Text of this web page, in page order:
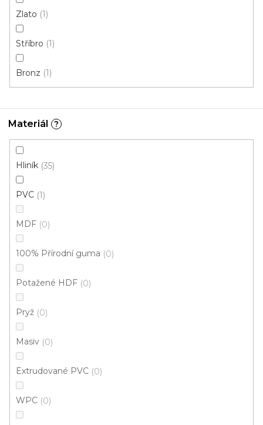
Zlato 1
Stříbro 1
Bronz 1
Materiál ?
Hliník 35
PVC 1
MDF 0
100% Přírodní guma 0
Potažené HDF 0
Pryž 0
Masiv 0
Extrudované PVC 0
WPC 0
A 13 PŘECHODOVÉ LIŠTY - ŠROUBOVACÍ, šíře 40
mm
od277 Kč
Inox